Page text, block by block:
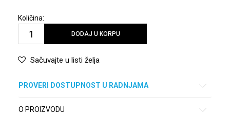
Količina:
DODAJ U KORPU
Sačuvajte u listi želja
PROVERI DOSTUPNOST U RADNJAMA
O PROIZVODU